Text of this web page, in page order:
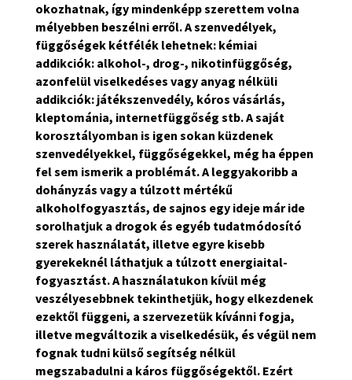
okozhatnak, így mindenképp szerettem volna
mélyebben beszélni erről. A szenvedélyek,
függőségek kétfélék lehetnek: kémiai
addikciók: alkohol-, drog-, nikotinfüggőség,
azonfelül viselkedéses vagy anyag nélküli
addikciók: játékszenvedély, kóros vásárlás,
kleptománia, internetfüggőség stb. A saját
korosztályomban is igen sokan küzdenek
szenvedélyekkel, függőségekkel, még ha éppen
fel sem ismerik a problémát. A leggyakoribb a
dohányzás vagy a túlzott mértékű
alkoholfogyasztás, de sajnos egy ideje már ide
sorolhatjuk a drogok és egyéb tudatmódosító
szerek használatát, illetve egyre kisebb
gyerekeknél láthatjuk a túlzott energiaital-
fogyasztást. A használatukon kívül még
veszélyesebbnek tekinthetjük, hogy elkezdenek
ezektől függeni, a szervezetük kívánni fogja,
illetve megváltozik a viselkedésük, és végül nem
fognak tudni külső segítség nélkül
megszabadulni a káros függőségektől. Ezért